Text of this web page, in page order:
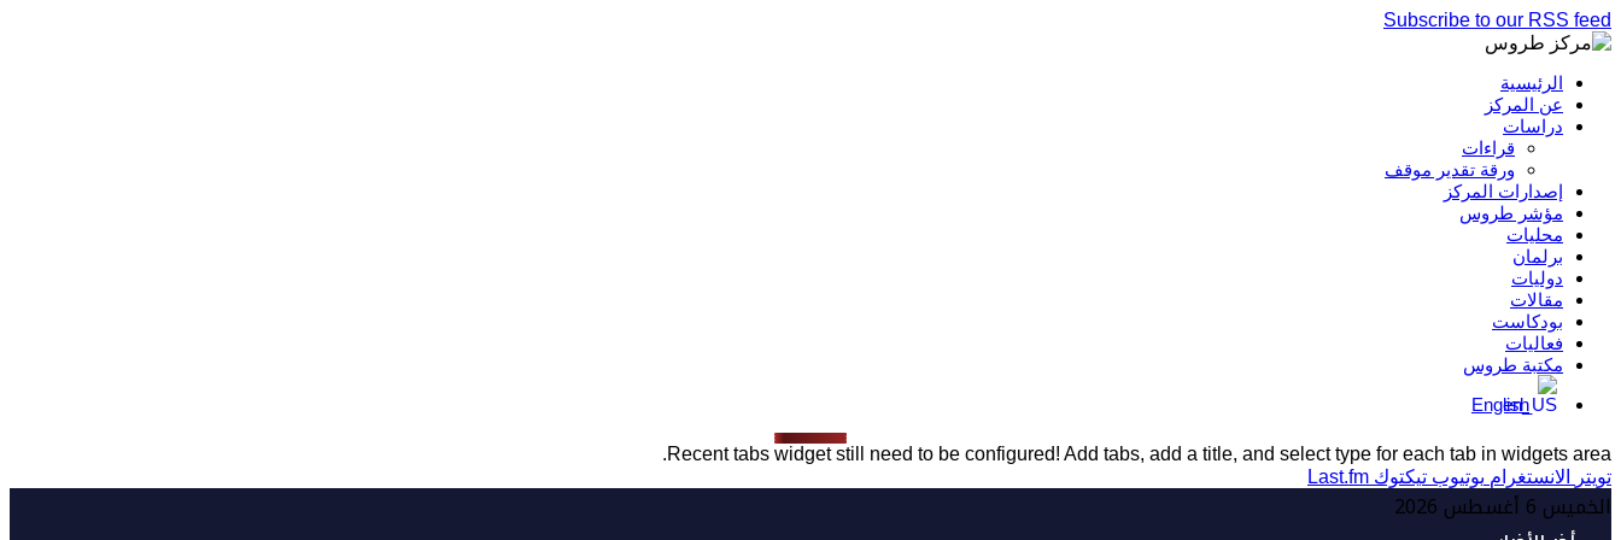
Subscribe to our RSS feed
الرئيسية
عن المركز
دراسات
قراءات
ورقة تقدير موقف
إصدارات المركز
مؤشر طروس
محليات
برلمان
دوليات
مقالات
بودكاست
فعاليات
مكتبة طروس
English
Recent tabs widget still need to be configured! Add tabs, add a title, and select type for each tab in widgets area.
تويتر
الانستغرام يوتيوب تيكتوك Last.fm
الخميس 6 أغسطس 2026